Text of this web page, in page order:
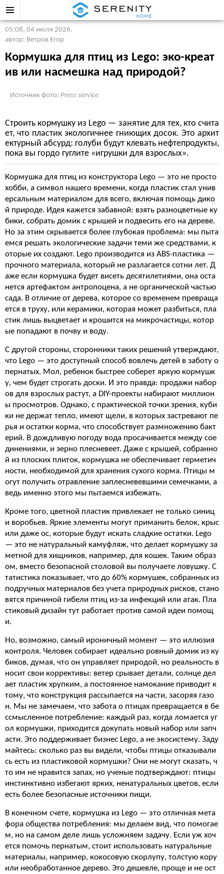
05:08, 04 июля 2026,
автор: Ветров Егор
Кормушка для птиц из Lego: эко-креат
ив или насмешка над природой?
Источник фото: Press service
Строить кормушку из Lego — занятие для тех, кто счита
ет, что пластик экологичнее гниющих досок. Это архит
ектурный абсурд: голуби будут клевать нефтепродукты,
пока вы гордо гуглите «игрушки для взрослых».
Кормушка для птиц из конструктора Lego — это не просто
хобби, а символ нашего времени, когда пластик стал унив
ерсальным материалом для всего, включая помощь дико
й природе. Идея кажется забавной: взять разноцветные ку
бики, собрать домик с крышей и подвесить его на дереве.
Но за этим скрывается более глубокая проблема: мы пыта
емся решать экологические задачи теми же средствами, к
оторые их создают. Lego производится из ABS-пластика —
прочного материала, который не разлагается сотни лет. Д
аже если кормушка будет висеть десятилетиями, она оста
нется артефактом антропоцена, а не органической частью
сада. В отличие от дерева, которое со временем превраща
ется в труху, или керамики, которая может разбиться, пла
стик лишь выцветает и крошится на микрочастицы, котор
ые попадают в почву и воду.
С другой стороны, сторонники таких решений утверждают,
что Lego — это доступный способ вовлечь детей в заботу о
пернатых. Мол, ребенок быстрее соберет яркую кормушк
у, чем будет строгать доски. И это правда: продажи набор
ов для взрослых растут, а DIY-проекты набирают миллион
ы просмотров. Однако, с практической точки зрения, куби
ки не держат тепло, имеют щели, в которых застревают пе
рья и остатки корма, что способствует размножению бакт
ерий. В дождливую погоду вода просачивается между сое
динениями, и зерно плесневеет. Даже с крышей, собранно
й из плоских плиток, кормушка не обеспечивает герметич
ности, необходимой для хранения сухого корма. Птицы м
огут получить отравление заплесневевшими семечками, а
ведь именно этого мы пытаемся избежать.
Кроме того, цветной пластик привлекает не только синиц
и воробьев. Яркие элементы могут приманить белок, крыс
или даже ос, которые будут искать сладкие остатки. Lego
— это не натуральный камуфляж, что делает кормушку за
метной для хищников, например, для кошек. Таким образ
ом, вместо безопасной столовой вы получаете ловушку. С
татистика показывает, что до 60% кормушек, собранных из
подручных материалов без учета природных рисков, стано
вятся причиной гибели птиц из-за инфекций или атак. Пла
стиковый дизайн тут работает против самой идеи помощ
и.
Но, возможно, самый ироничный момент — это иллюзия
контроля. Человек собирает идеально ровный домик из ку
биков, думая, что он управляет природой, но реальность в
носит свои коррективы: ветер срывает детали, солнце дел
ает пластик хрупким, а постоянное намокание приводит к
тому, что конструкция рассыпается на части, засоряя газо
н. Мы не замечаем, что забота о птицах превращается в бе
ссмысленное потребление: каждый раз, когда ломается уг
ол кормушки, приходится докупать новый набор или запч
асти. Это поддерживает бизнес Lego, а не экосистему. Заду
майтесь: сколько раз вы видели, чтобы птицы отказывали
сь есть из пластиковой кормушки? Они не могут сказать, ч
то им не нравится запах, но ученые подтверждают: птицы
инстинктивно избегают ярких, ненатуральных цветов, если
есть более безопасные источники пищи.
В конечном счете, кормушка из Lego — это отличная мета
фора общества потребления: мы делаем вид, что помогае
м, но на самом деле лишь усложняем задачу. Если уж хоч
ется помочь пернатым, стоит использовать натуральные
материалы, например, кокосовую скорлупу, толстую кору
или необработанное дерево. Это дешевле, проще и не ост